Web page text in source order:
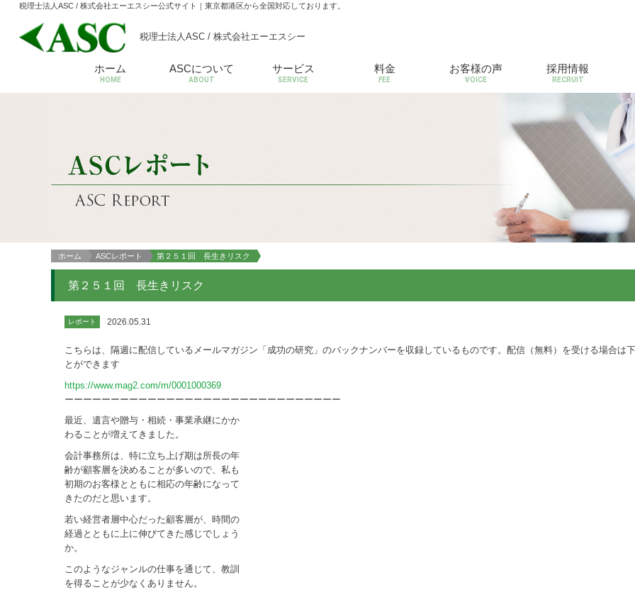
税理士法人ASC / 株式会社エーエスシー公式サイト ｜東京都港区から全国対応しております。
税理士法人ASC / 株式会社エーエスシー
ホーム
HOME
ASCについて
ABOUT
サービス
SERVICE
料金
FEE
お客様の声
VOICE
採用情報
RECRUIT
ホーム ASCレポート 第２５１回 長生きリスク
第２５１回 長生きリスク
レポート 2026.05.31
こちらは、隔週に配信しているメールマガジン「成功の研究」のバックナンバーを収録しているものです。配信（無料）を受ける場合は
とができます
https://www.mag2.com/m/0001000369
ーーーーーーーーーーーーーーーーーーーーーーーーーーーーーー
最近、遺言や贈与・相続・事業承継にかか
わることが増えてきました。
会計事務所は、特に立ち上げ期は所長の年
齢が顧客層を決めることが多いので、私も
初期のお客様とともに相応の年齢になって
きたのだと思います。
若い経営者層中心だった顧客層が、時間の
経過とともに上に伸びてきた感じでしょう
か。
このようなジャンルの仕事を通じて、教訓
を得ることが少なくありません。